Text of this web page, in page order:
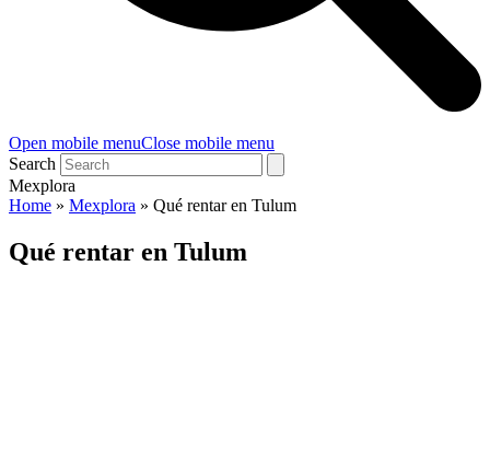
Open mobile menuClose mobile menu
Search
Mexplora
Home » Mexplora » Qué rentar en Tulum
Qué rentar en Tulum